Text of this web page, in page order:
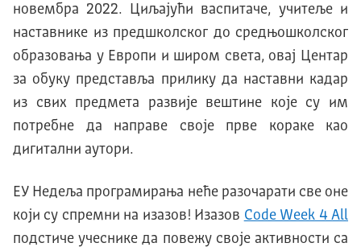
новембра 2022. Циљајући васпитаче, учитеље и
наставнике из предшколског до средњошколског
образовања у Европи и широм света, овај Центар
за обуку представља прилику да наставни кадар
из свих предмета развије вештине које су им
потребне да направе своје прве кораке као
дигитални аутори.
ЕУ Недеља програмирања неће разочарати све оне
који су спремни на изазов! Изазов Code Week 4 All
подстиче учеснике да повежу своје активности са